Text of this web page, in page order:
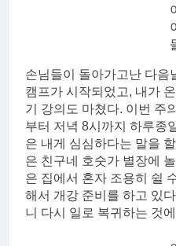
이
손님들이 돌아가고난 다음
캠프가 시작되었고, 내가
기 강의도 마쳤다. 이번 주
부터 저녁 8시까지 하루종
은 내게 심심하다는 말을
은 친구네 호숫가 별장에
은 집에서 혼자 조용히 쉴
해서 개강 준비를 하고 있
니 다시 일로 복귀하는 것